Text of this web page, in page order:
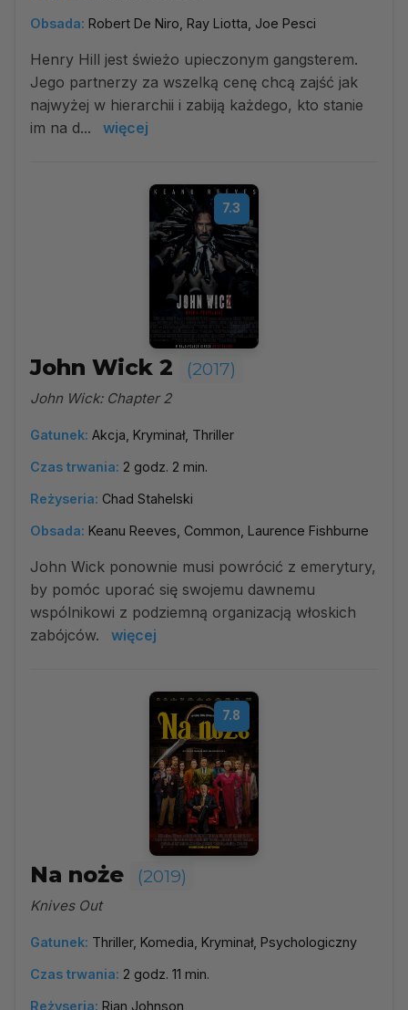
Obsada: Robert De Niro, Ray Liotta, Joe Pesci
Henry Hill jest świeżo upieczonym gangsterem.
Jego partnerzy za wszelką cenę chcą zajść jak
najwyżej w hierarchii i zabiją każdego, kto stanie
im na d...
więcej
7.3
John Wick 2 (2017)
John Wick: Chapter 2
Gatunek: Akcja, Kryminał, Thriller
Czas trwania: 2 godz. 2 min.
Reżyseria: Chad Stahelski
Obsada: Keanu Reeves, Common, Laurence Fishburne
John Wick ponownie musi powrócić z emerytury,
by pomóc uporać się swojemu dawnemu
wspólnikowi z podziemną organizacją włoskich
zabójców.
więcej
7.8
Na noże (2019)
Knives Out
Gatunek: Thriller, Komedia, Kryminał, Psychologiczny
Czas trwania: 2 godz. 11 min.
Reżyseria: Rian Johnson